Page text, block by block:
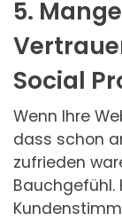
5.
Social
Wenn Ihre
dass schon
zufrieden
Bauchgefühl.